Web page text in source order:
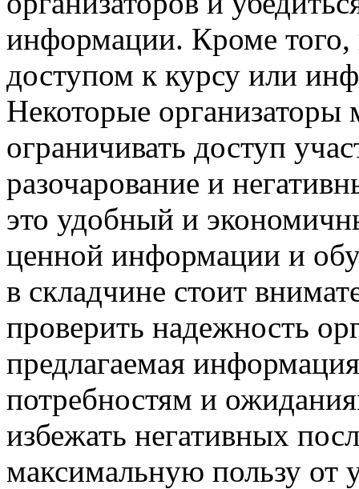
информации. Кроме
доступом к курсу или
Некоторые организаторы
ограничивать доступ
разочарование и
это удобный и
ценной информации и
в складчине стоит
проверить надежность
предлагаемая
потребностям и
избежать негативных
максимальную пользу от